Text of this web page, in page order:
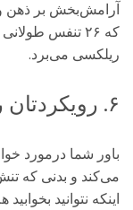
آرامش‌بخش بر ذهن و
که ۲۶ تنفس
ریلکسی می‌برد.
۶. رویکردتان را تغییر دهید.
باور شما درمورد
می‌کند و بدنی که
اینکه نتوانید